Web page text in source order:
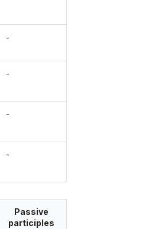
-
-
-
-
Passive
participles